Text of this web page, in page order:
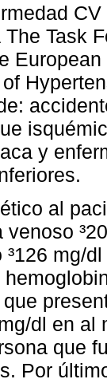
Task
y
al
venoso
mg/
dl en al
que
Por